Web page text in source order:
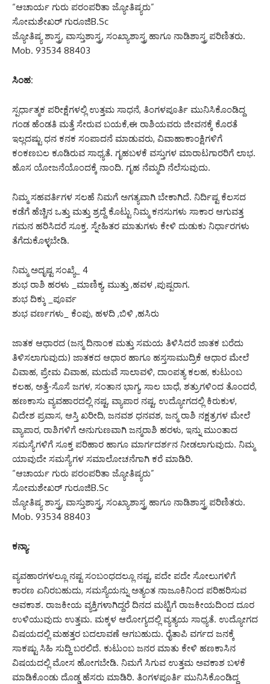
“ಆಚಾರ್ಯ ಗುರು ಪರಂಪರಿತಾ ಜ್ಯೋತಿಷ್ಯರು”
ಸೋಮಶೇಖರ್ ಗುರೂಜಿB.Sc
ಜ್ಯೋತಿಷ್ಯ ಶಾಸ್ತ್ರ, ವಾಸ್ತುಶಾಸ್ತ್ರ, ಸಂಖ್ಯಾಶಾಸ್ತ್ರ ಹಾಗೂ ನಾಡಿಶಾಸ್ತ್ರ ಪರಿಣಿತರು.
Mob. 93534 88403
ಸಿಂಹ:
ಸ್ಪರ್ಧಾತ್ಮಕ ಪರೀಕ್ಷೆಗಳಲ್ಲಿ ಉತ್ತಮ ಸಾಧನೆ, ತಿಂಗಳಪೂರ್ತಿ ಮುನಿಸಿಕೊಂಡಿದ್ದ
ಗಂಡ ಹೆಂಡತಿ ಮತ್ತೆ ಸೇರುವ ಬಯಕೆ,ಈ ರಾಶಿಯವರು ಜೀವನಕ್ಕೆ ಕೊರತೆ
ಇಲ್ಲದಷ್ಟು ಧನ ಕನಕ ಸಂಪಾದನೆ ಮಾಡುವರು, ವಿವಾಹಾಕಾಂಕ್ಷಿಗಳಿಗೆ
ಕಂಕಣಬಲ ಕೂಡಿರುವ ಸಾಧ್ಯತೆ. ಗೃಹಬಳಕೆ ವಸ್ತುಗಳ ಮಾರಾಟಗಾರರಿಗೆ ಲಾಭ.
ಹೊಸ ಯೋಜನೆಯೊಂದಕ್ಕೆ ನಾಂದಿ. ಗೃಹ ನೆಮ್ಮದಿ ನೆಲೆಸುವುದು.
ನಿಮ್ಮ ಸಹವರ್ತಿಗಳ ಸಲಹೆ ನಿಮಗೆ ಅಗತ್ಯವಾಗಿ ಬೇಕಾಗಿದೆ. ನಿರ್ದಿಷ್ಟ ಕೆಲಸದ
ಕಡೆಗೆ ಹೆಚ್ಚಿನ ಒತ್ತು ಮತ್ತು ಶ್ರದ್ದೆ ಕೊಟ್ಟು ನಿಮ್ಮ ಕನಸುಗಳು ಸಾಕಾರ ಆಗುವತ್ತ
ಗಮನ ಹರಿಸಿದರೆ ಸೂಕ್ತ. ಸ್ನೇಹಿತರ ಮಾತುಗಳು ಕೇಳಿ ದುಡುಕು ನಿರ್ಧಾರಗಳು
ತೆಗೆದುಕೊಳ್ಳಬೇಡಿ.
ನಿಮ್ಮ ಅದೃಷ್ಟ ಸಂಖ್ಯೆ_ 4
ಶುಭ ರಾಶಿ ಹರಳು _ಮಾಣಿಕ್ಯ, ಮುತ್ತು ,ಹವಳ ,ಪುಷ್ಪರಾಗ.
ಶುಭ ದಿಕ್ಕು _ಪೂರ್ವ
ಶುಭ ವರ್ಣಗಳು_ ಕೆಂಪು, ಹಳದಿ ,ಬಿಳಿ ,ಹಸಿರು
ಜಾತಕ ಆಧಾರದ (ಜನ್ಮ ದಿನಾಂಕ ಮತ್ತು ಸಮಯ ತಿಳಿಸಿದರೆ ಜಾತಕ ಬರೆದು
ತಿಳಿಸಲಾಗುವುದು) ಜಾತಕದ ಆಧಾರ ಹಾಗೂ ಹಸ್ತಸಾಮುದ್ರಿಕೆ ಆಧಾರ ಮೇಲೆ
ವಿವಾಹ, ಪ್ರೇಮ ವಿವಾಹ, ಮದುವೆ ಸಾಲಾವಳಿ, ದಾಂಪತ್ಯ ಕಲಹ, ಕುಟುಂಬ
ಕಲಹ, ಅತ್ತೆ-ಸೊಸೆ ಜಗಳ, ಸಂತಾನ ಭಾಗ್ಯ, ಸಾಲ ಬಾಧೆ, ಶತ್ರುಗಳಿಂದ ತೊಂದರೆ,
ಹಣಕಾಸು ವ್ಯವಹಾರದಲ್ಲಿ ನಷ್ಟ, ವ್ಯಾಪಾರ ನಷ್ಟ, ಉದ್ಯೋಗದಲ್ಲಿ ಕಿರುಕುಳ,
ವಿದೇಶ ಪ್ರವಾಸ, ಆಸ್ತಿ ಖರೀದಿ, ಜನವಶ ಧನವಶ, ಜನ್ಮ ರಾಶಿ ನಕ್ಷತ್ರಗಳ ಮೇಲೆ
ವ್ಯಾಪಾರ, ರಾಶಿಗಳಿಗೆ ಅನುಗುಣವಾಗಿ ಜನ್ಮರಾಶಿ ಹರಳು, ಇನ್ನು ಮುಂತಾದ
ಸಮಸ್ಯೆಗಳಿಗೆ ಸೂಕ್ತ ಪರಿಹಾರ ಹಾಗೂ ಮಾರ್ಗದರ್ಶನ ನೀಡಲಾಗುವುದು. ನಿಮ್ಮ
ಯಾವುದೇ ಸಮಸ್ಯೆಗಳ ಸಮಾಲೋಚನೆಗಾಗಿ ಕರೆ ಮಾಡಿರಿ.
“ಆಚಾರ್ಯ ಗುರು ಪರಂಪರಿತಾ ಜ್ಯೋತಿಷ್ಯರು”
ಸೋಮಶೇಖರ್ ಗುರೂಜಿB.Sc
ಜ್ಯೋತಿಷ್ಯ ಶಾಸ್ತ್ರ, ವಾಸ್ತುಶಾಸ್ತ್ರ, ಸಂಖ್ಯಾಶಾಸ್ತ್ರ ಹಾಗೂ ನಾಡಿಶಾಸ್ತ್ರ ಪರಿಣಿತರು.
Mob. 93534 88403
ಕನ್ಯಾ:
ವ್ಯವಹಾರಗಳಲ್ಲೂ ನಷ್ಟ ಸಂಬಂಧದಲ್ಲೂ ನಷ್ಟ, ಪದೇ ಪದೇ ಸೋಲುಗಳಿಗೆ
ಕಾರಣ ಏನಿರಬಹುದು, ಸಮಸ್ಯೆಯನ್ನು ಅತ್ಯಂತ ನಾಜೂಕಿನಿಂದ ಪರಿಹರಿಸುವ
ಅವಕಾಶ. ರಾಜಕೀಯ ವ್ಯಕ್ತಿಗಳಾಗಿದ್ದರೆ ದಿನದ ಮಟ್ಟಿಗೆ ರಾಜಕೀಯದಿಂದ ದೂರ
ಉಳಿಯುವುದು ಉತ್ತಮ. ಮಕ್ಕಳ ಆರೋಗ್ಯದಲ್ಲಿ ವ್ಯತ್ಯಯ ಸಾಧ್ಯತೆ. ಉದ್ಯೋಗದ
ವಿಷಯದಲ್ಲಿ ಮಹತ್ತರ ಬದಲಾವಣೆ ಆಗಬಹುದು. ರೈತಾಪಿ ವರ್ಗದ ಜನಕ್ಕೆ
ಸಾಕಷ್ಟು ಸಿಹಿ ಸುದ್ದಿ ಬರಲಿದೆ. ಕುಟುಂಬ ಜನರ ಮಾತು ಕೇಳಿ ಹಣಕಾಸಿನ
ವಿಷಯದಲ್ಲಿ ಮೋಸ ಹೋಗಬೇಡಿ. ನಿಮಗೆ ಸಿಗುವ ಉತ್ತಮ ಅವಕಾಶ ಬಳಕೆ
ಮಾಡಿಕೊಂಡು ದೊಡ್ಡ ಹೆಸರು ಮಾಡಿರಿ. ತಿಂಗಳಪೂರ್ತಿ ಮುನಿಸಿಕೊಂಡಿದ್ದ